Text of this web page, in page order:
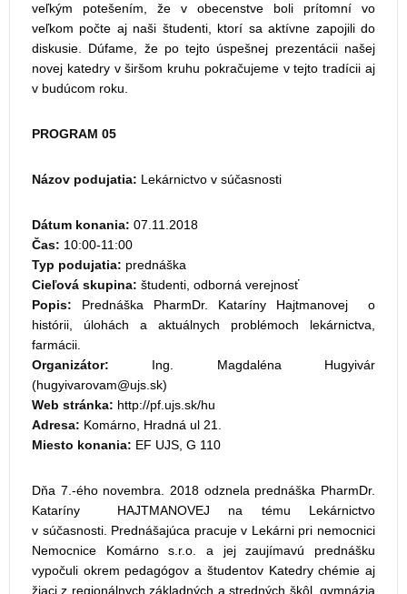
veľkým potešením, že v obecenstve boli prítomní vo
veľkom počte aj naši študenti, ktorí sa aktívne zapojili do
diskusie. Dúfame, že po tejto úspešnej prezentácii našej
novej katedry v širšom kruhu pokračujeme v tejto tradícii aj
v budúcom roku.
PROGRAM 05
Názov podujatia: Lekárnictvo v súčasnosti
Dátum konania: 07.11.2018
Čas: 10:00-11:00
Typ podujatia: prednáška
Cieľová skupina: študenti, odborná verejnosť
Popis: Prednáška PharmDr. Kataríny Hajtmanovej o
histórii, úlohách a aktuálnych problémoch lekárnictva,
farmácii.
Organizátor: Ing. Magdaléna Hugyivár
(
)
Web stránka: http://pf.ujs.sk/hu
Adresa: Komárno, Hradná ul 21.
Miesto konania: EF UJS, G 110
Dňa 7.-ého novembra. 2018 odznela prednáška PharmDr.
Kataríny HAJTMANOVEJ na tému Lekárnictvo
v súčasnosti. Prednášajúca pracuje v Lekárni pri nemocnici
Nemocnice Komárno s.r.o. a jej zaujímavú prednášku
vypočuli okrem pedagógov a študentov Katedry chémie aj
žiaci z regionálnych základných a stredných škôl, gymnázia